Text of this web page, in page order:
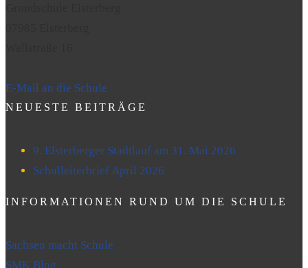
E-Mail an die Schule
NEUESTE BEITRÄGE
9. Elsterberger Stadtlauf am 31. Mai 2026
Schulleiterbrief April 2026
INFORMATIONEN RUND UM DIE SCHULE
Sachsen macht Schule
SMK Blog